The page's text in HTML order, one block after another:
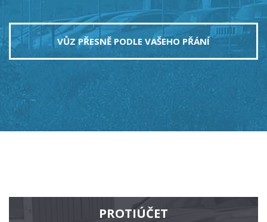
VŮZ PŘESNĚ PODLE VAŠEHO PŘÁNÍ
PROTIÚČET